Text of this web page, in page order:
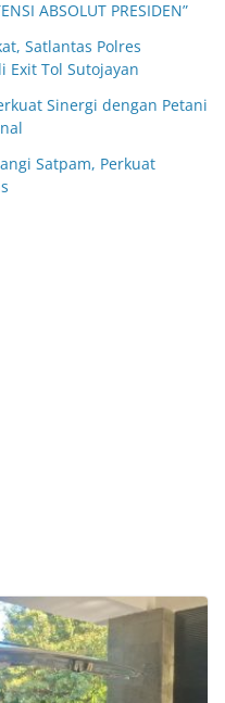
ABSOLUT PRESIDEN”
Satlantas Polres
Exit Tol Sutojayan
Sinergi dengan Petani
Satpam, Perkuat